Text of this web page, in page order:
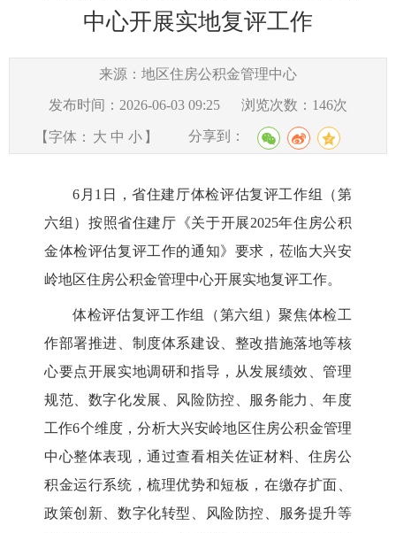
中心开展实地复评工作
来源：地区住房公积金管理中心
发布时间：2026-06-03 09:25 浏览次数： 146次
【字体： 大 中 小 】 分享到：
6月1日，省住建厅体检评估复评工作组（第
六组）按照省住建厅《关于开展2025年住房公积
金体检评估复评工作的通知》要求，莅临大兴安
岭地区住房公积金管理中心开展实地复评工作。
体检评估复评工作组（第六组）聚焦体检工
作部署推进、制度体系建设、整改措施落地等核
心要点开展实地调研和指导，从发展绩效、管理
规范、数字化发展、风险防控、服务能力、年度
工作6个维度，分析大兴安岭地区住房公积金管理
中心整体表现，通过查看相关佐证材料、住房公
积金运行系统，梳理优势和短板，在缴存扩面、
政策创新、数字化转型、风险防控、服务提升等